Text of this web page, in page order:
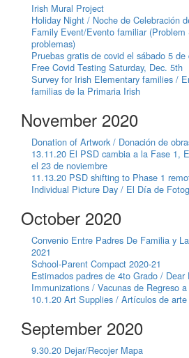
Irish Mural Project
Holiday Night / Noche de Celebración
Family Event/Evento familiar (Problem
problemas)
Pruebas gratis de covid el sábado 5 de
Free Covid Testing Saturday, Dec. 5th
Survey for Irish Elementary families /
familias de la Primaria Irish
November 2020
Donation of Artwork / Donación de
13.11.20 El PSD cambia a la Fase 1,
el 23 de noviembre
11.13.20 PSD shifting to Phase 1
Individual Picture Day / El Día de
October 2020
Convenio Entre Padres De Familia y
2021
School-Parent Compact 2020-21
Estimados padres de 4to Grado /
Immunizations / Vacunas de Regreso
10.1.20 Art Supplies / Artículos de arte
September 2020
9.30.20 Dejar/Recojer Mapa